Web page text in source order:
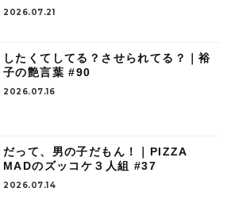
2026.07.21
したくてしてる？させられてる？｜裕
子の艶言葉 #90
2026.07.16
だって、男の子だもん！｜PIZZA
MADのズッコケ３人組 #37
2026.07.14